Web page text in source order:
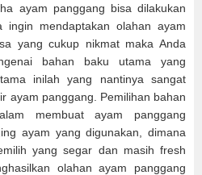
ayam panggang bisa dilakukan
mendaptakan olahan ayam
yang cukup nikmat maka Anda
bahan baku utama yang
inilah yang nantinya sangat
ayam panggang. Pemilihan bahan
membuat ayam panggang
ayam yang digunakan, dimana
yang segar dan masih fresh
olahan ayam panggang